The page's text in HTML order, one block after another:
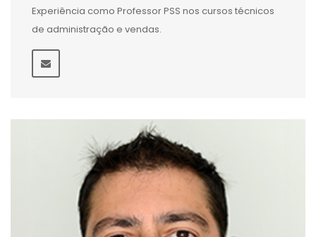
Experiência como Professor PSS nos cursos técnicos
de administração e vendas.